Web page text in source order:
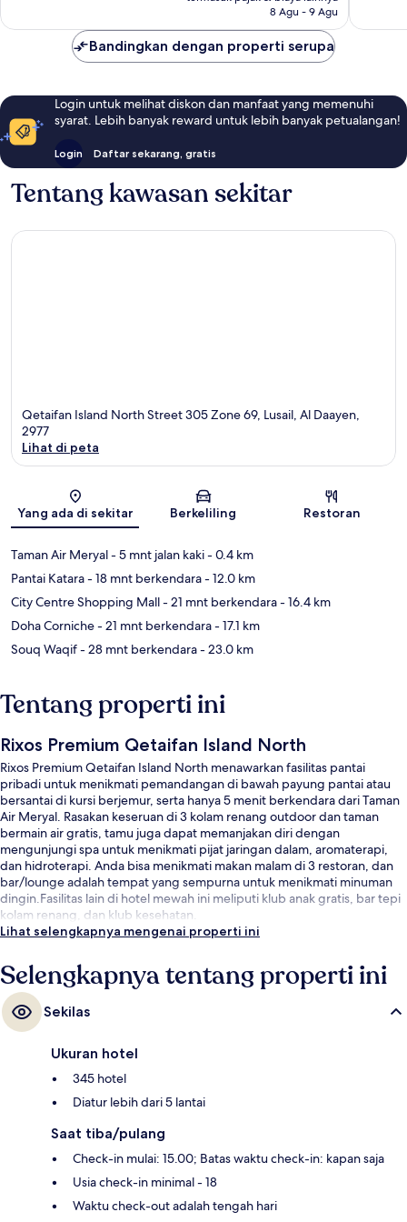
8 Agu - 9 Agu
Bandingkan dengan properti serupa
Login untuk melihat diskon dan manfaat yang memenuhi
syarat. Lebih banyak reward untuk lebih banyak petualangan!
Login Daftar sekarang, gratis
Tentang kawasan sekitar
Qetaifan Island North Street 305 Zone 69, Lusail, Al Daayen,
2977
Lihat di peta
Yang ada di sekitar Berkeliling Restoran
Taman Air Meryal- 5 mnt jalan kaki- 0.4 km
Pantai Katara- 18 mnt berkendara- 12.0 km
City Centre Shopping Mall- 21 mnt berkendara- 16.4 km
Doha Corniche- 21 mnt berkendara- 17.1 km
Souq Waqif- 28 mnt berkendara- 23.0 km
Tentang properti ini
Rixos Premium Qetaifan Island North
Rixos Premium Qetaifan Island North menawarkan fasilitas pantai
pribadi untuk menikmati pemandangan di bawah payung pantai atau
bersantai di kursi berjemur, serta hanya 5 menit berkendara dari Taman
Air Meryal. Rasakan keseruan di 3 kolam renang outdoor dan taman
bermain air gratis, tamu juga dapat memanjakan diri dengan
mengunjungi spa untuk menikmati pijat jaringan dalam, aromaterapi,
dan hidroterapi. Anda bisa menikmati makan malam di 3 restoran, dan
bar/lounge adalah tempat yang sempurna untuk menikmati minuman
dingin.Fasilitas lain di hotel mewah ini meliputi klub anak gratis, bar tepi
kolam renang, dan klub kesehatan.
Lihat selengkapnya mengenai properti ini
Selengkapnya tentang properti ini
Sekilas
Ukuran hotel
345 hotel
Diatur lebih dari 5 lantai
Saat tiba/pulang
Check-in mulai: 15.00; Batas waktu check-in: kapan saja
Usia check-in minimal - 18
Waktu check-out adalah tengah hari